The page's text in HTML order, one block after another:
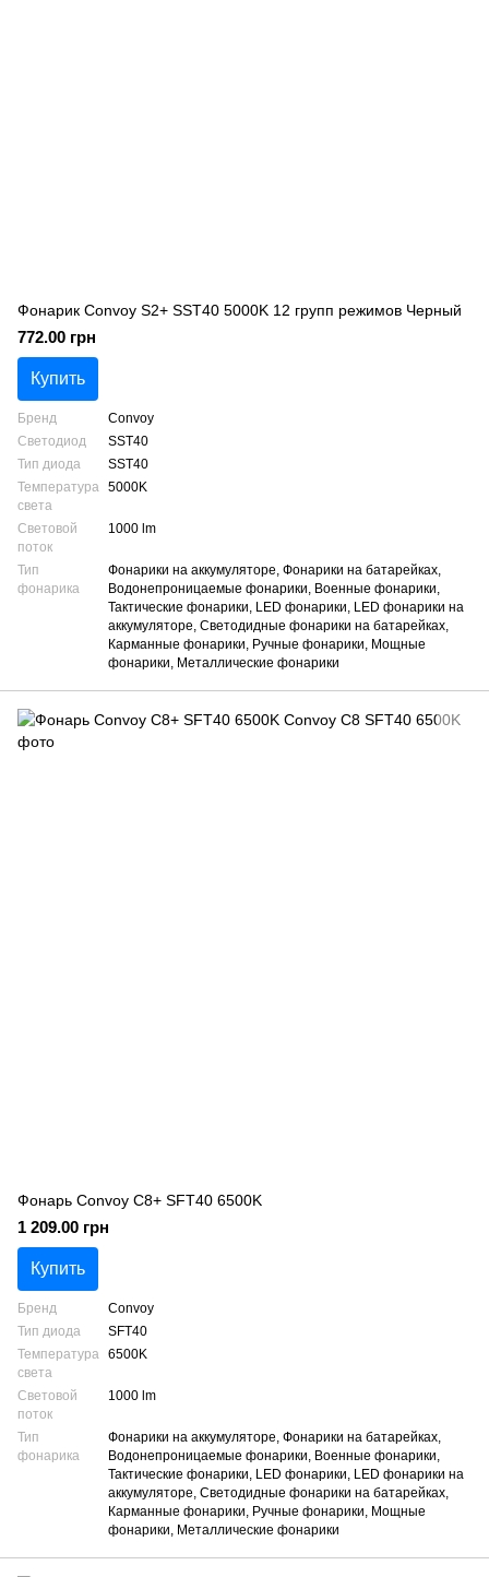
Фонарик Convoy S2+ SST40 5000K 12 групп режимов Черный
772.00 грн
Купить
Бренд
Convoy
Светодиод
SST40
Тип диода
SST40
Температура
света
5000K
Световой
поток
1000 lm
Тип
фонарика
Фонарики на аккумуляторе, Фонарики на батарейках,
Водонепроницаемые фонарики, Военные фонарики,
Тактические фонарики, LED фонарики, LED фонарики на
аккумуляторе, Светодидные фонарики на батарейках,
Карманные фонарики, Ручные фонарики, Мощные
фонарики, Металлические фонарики
Фонарь Convoy C8+ SFT40 6500K
1 209.00 грн
Купить
Бренд
Convoy
Тип диода
SFT40
Температура
света
6500K
Световой
поток
1000 lm
Тип
фонарика
Фонарики на аккумуляторе, Фонарики на батарейках,
Водонепроницаемые фонарики, Военные фонарики,
Тактические фонарики, LED фонарики, LED фонарики на
аккумуляторе, Светодидные фонарики на батарейках,
Карманные фонарики, Ручные фонарики, Мощные
фонарики, Металлические фонарики